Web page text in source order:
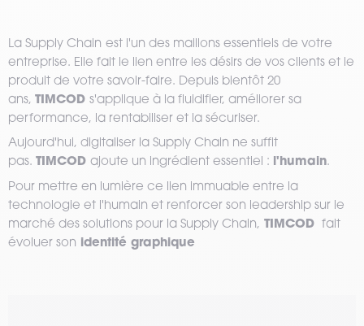
La Supply Chain est l'un des maillons essentiels de votre
entreprise. Elle fait le lien entre les désirs de vos clients et le
produit de votre savoir-faire. Depuis bientôt 20
ans, TIMCOD s'applique à la fluidifier, améliorer sa
performance, la rentabiliser et la sécuriser.
Aujourd'hui, digitaliser la Supply Chain ne suffit
pas. TIMCOD ajoute un ingrédient essentiel : l'humain.
Pour mettre en lumière ce lien immuable entre la
technologie et l'humain et renforcer son leadership sur le
marché des solutions pour la Supply Chain, TIMCOD fait
évoluer son identité graphique